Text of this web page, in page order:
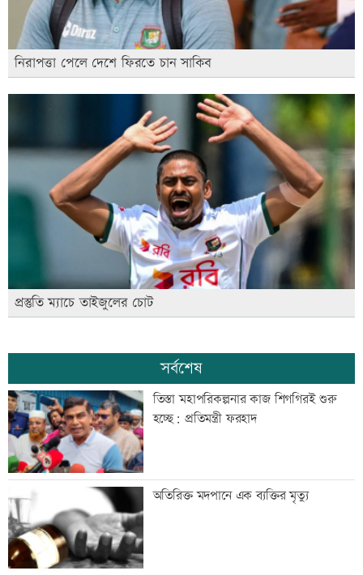
নিরাপত্তা পেলে দেশে ফিরতে চান সাকিব
প্রস্তুতি ম্যাচে তাইজুলের চোট
সর্বশেষ
তিস্তা মহাপরিকল্পনার কাজ শিগগিরই শুরু
হচ্ছে: প্রতিমন্ত্রী ফরহাদ
অতিরিক্ত মদপানে এক ব্যক্তির মৃত্যু